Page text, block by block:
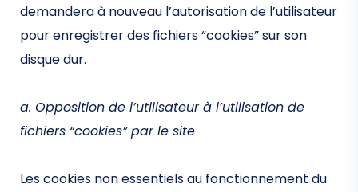
demandera à nouveau l’autorisation de l’utilisateur
pour enregistrer des fichiers “cookies” sur son
disque dur.
a. Opposition de l’utilisateur à l’utilisation de
fichiers “cookies” par le site
Les cookies non essentiels au fonctionnement du